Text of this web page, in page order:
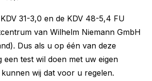
31-3,0 en de KDV 48-5,4 FU
van Wilhelm Niemann GmbH
Dus als u op één van deze
een test wil doen met uw eigen
wij dat voor u regelen.